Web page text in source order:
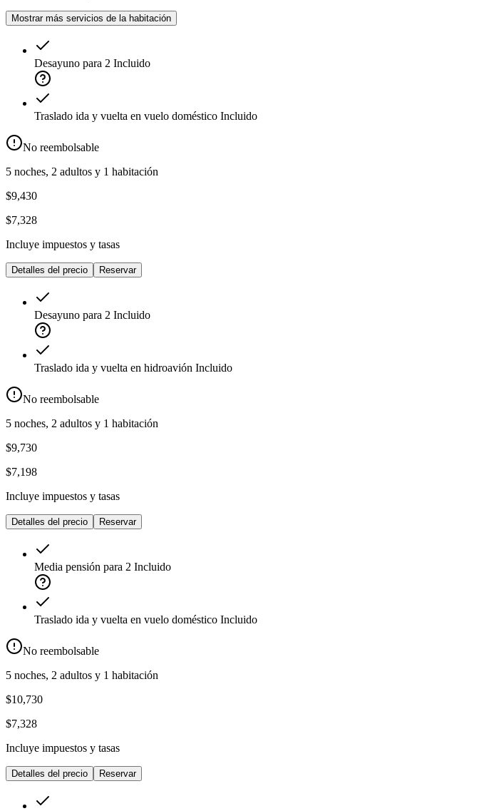
Mostrar más servicios de la habitación
Desayuno para 2 Incluido
Traslado ida y vuelta en vuelo doméstico Incluido
No reembolsable
5 noches, 2 adultos y 1 habitación
$9,430
$7,328
Incluye impuestos y tasas
Detalles del precio Reservar
Desayuno para 2 Incluido
Traslado ida y vuelta en hidroavión Incluido
No reembolsable
5 noches, 2 adultos y 1 habitación
$9,730
$7,198
Incluye impuestos y tasas
Detalles del precio Reservar
Media pensión para 2 Incluido
Traslado ida y vuelta en vuelo doméstico Incluido
No reembolsable
5 noches, 2 adultos y 1 habitación
$10,730
$7,328
Incluye impuestos y tasas
Detalles del precio Reservar